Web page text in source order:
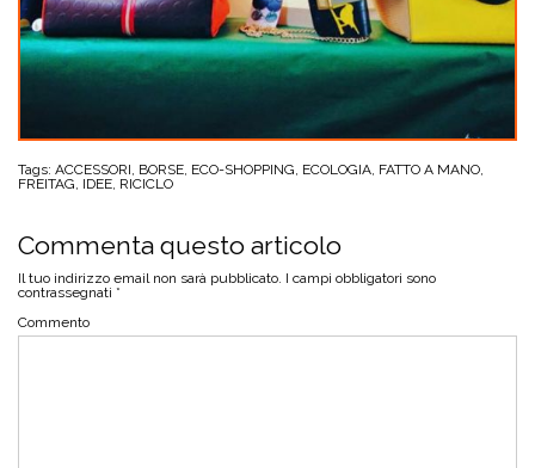
Tags: ACCESSORI, BORSE, ECO-SHOPPING, ECOLOGIA, FATTO A MANO,
FREITAG, IDEE, RICICLO
Commenta questo articolo
Il tuo indirizzo email non sarà pubblicato. I campi obbligatori sono
contrassegnati *
Commento